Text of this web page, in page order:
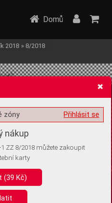
volitelných informací
ukládat žádné informace
ale požádali o souhlas s
Domů
2018 » 8/2018
Přihlásit se
zóny
nákup
ZZ 8/2018 můžete zakoupit
karty
(39 Kč)